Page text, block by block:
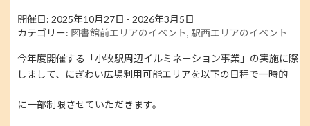
日
時
開催日: 2025年10月27日 - 2026年3月5日
カテゴリー: 図書館前エリアのイベント, 駅西エリアのイベント
今年度開催する「小牧駅周辺イルミネーション事業」の実施に際
しまして、にぎわい広場利用可能エリアを以下の日程で一時的
に一部制限させていただきます。